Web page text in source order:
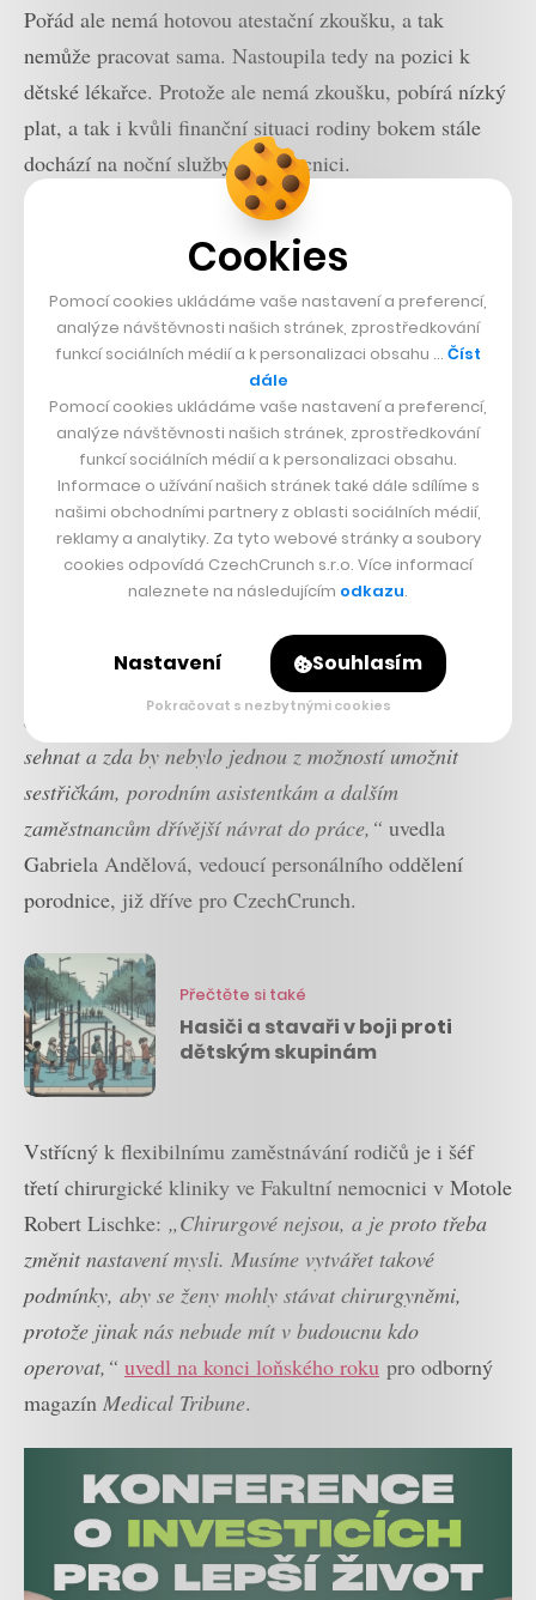
Pořád ale nemá hotovou atestační zkoušku, a tak
nemůže pracovat sama. Nastoupila tedy na pozici k
dětské lékařce. Protože ale nemá zkoušku, pobírá nízký
plat, a tak i kvůli finanční situaci rodiny bokem stále
dochází na noční služby v nemocnici.
Skloubit péči o děti s takovou pracovní náloží je
náročné, ačkoliv v jejím případě je výrazně zapojen i
manžel.„Kvůli probdělým nočním službám mi navíc už
vůbec nezbývají síly ani čas na případné další učení se
k atestaci nebo kmenové zkoušce,“
Atestace je přitom cesta k lepšímu finančnímu
ohodnocení a flexibilitě, které by Lenka ocenila. Už jen
kvůli tomu, že má rodinu.
Zároveň ale v Česku vznikají místa, kde se snaží
vycházet lékařkám a lékařům, kteří mají malé děti,
otevřela dětskou skupinu.
„Jsme porodnice s téměř 800
zaměstnanci, a když se podíl žen na mateřské blížil k
číslu sto, hledali jsme možnosti, kde a jak personál
sehnat a zda by nebylo jednou z možností umožnit
sestřičkám, porodním asistentkám a dalším
zaměstnancům dřívější návrat do práce,“ uvedla
Gabriela Andělová, vedoucí personálního oddělení
porodnice, již dříve pro CzechCrunch.
Přečtěte si také
Hasiči a stavaři v boji proti
dětským skupinám
Vstřícný k flexibilnímu zaměstnávání rodičů je i šéf
třetí chirurgické kliniky ve Fakultní nemocnici v Motole
Robert Lischke: „Chirurgové nejsou, a je proto třeba
změnit nastavení mysli. Musíme vytvářet takové
podmínky, aby se ženy mohly stávat chirurgyněmi,
protože jinak nás nebude mít v budoucnu kdo
operovat,“ uvedl na konci loňského roku pro odborný
magazín Medical Tribune.
Cookies
Pomocí cookies ukládáme vaše nastavení a preferencí,
analýze návštěvnosti našich stránek, zprostředkování
funkcí sociálních médií a k personalizaci obsahu … Číst
dále
Pomocí cookies ukládáme vaše nastavení a preferencí,
analýze návštěvnosti našich stránek, zprostředkování
funkcí sociálních médií a k personalizaci obsahu.
Informace o užívání našich stránek také dále sdílíme s
našimi obchodními partnery z oblasti sociálních médií,
reklamy a analytiky. Za tyto webové stránky a soubory
cookies odpovídá CzechCrunch s.r.o. Více informací
naleznete na následujícím odkazu.
Nastavení Souhlasím
Pokračovat s nezbytnými cookies